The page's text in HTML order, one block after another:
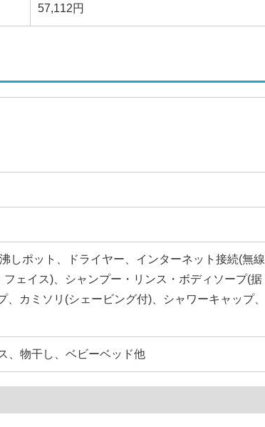
57,112円
しポット、ドライヤー、インターネット接続(無線
ェイス)、シャンプー・リンス・ボディソープ(据
カミソリ(シェービング付)、シャワーキャップ、
、物干し、ベビーベッド他